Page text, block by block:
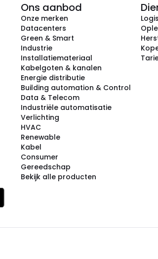
Ons aanbod
Onze merken
Datacenters
Green & Smart
Industrie
Installatiemateriaal
Kabelgoten & kanalen
Energie distributie
Building automation & Control
Data & Telecom
Industriële automatisatie
Verlichting
HVAC
Renewable
Kabel
Consumer
Gereedschap
Bekijk alle producten